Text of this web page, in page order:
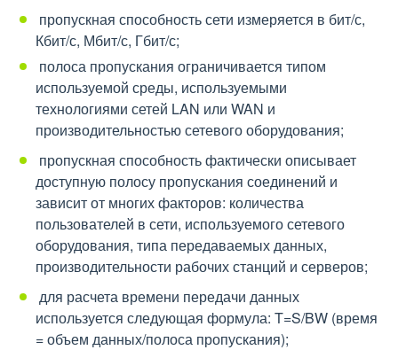
 пропускная способность сети измеряется в бит/с,
Кбит/с, Мбит/с, Гбит/с;
 полоса пропускания ограничивается типом
используемой среды, используемыми
технологиями сетей LAN или WAN и
производительностью сетевого оборудования;
 пропускная способность фактически описывает
доступную полосу пропускания соединений и
зависит от многих факторов: количества
пользователей в сети, используемого сетевого
оборудования, типа передаваемых данных,
производительности рабочих станций и серверов;
 для расчета времени передачи данных
используется следующая формула: T=S/BW (время
= объем данных/полоса пропускания);